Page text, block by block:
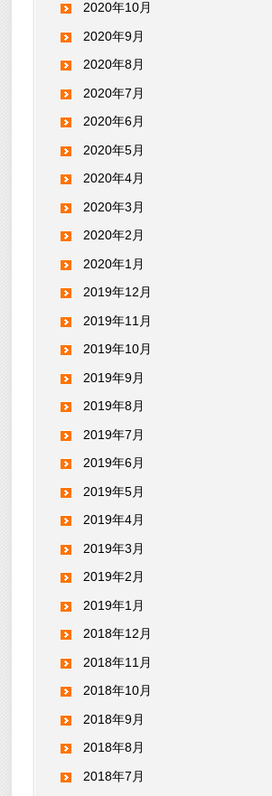
2020年10月
2020年9月
2020年8月
2020年7月
2020年6月
2020年5月
2020年4月
2020年3月
2020年2月
2020年1月
2019年12月
2019年11月
2019年10月
2019年9月
2019年8月
2019年7月
2019年6月
2019年5月
2019年4月
2019年3月
2019年2月
2019年1月
2018年12月
2018年11月
2018年10月
2018年9月
2018年8月
2018年7月